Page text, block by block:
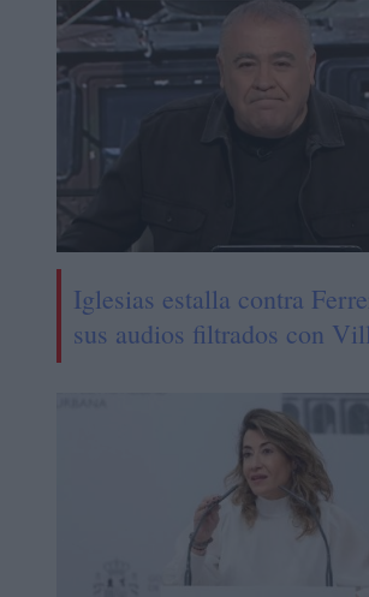
Iglesias estalla contra
sus audios filtrados con